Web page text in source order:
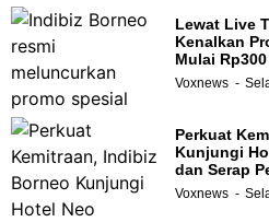
Lewat Live
Kenalkan
Mulai
Voxnews
Perkuat
Kunjungi
dan Serap
Voxnews